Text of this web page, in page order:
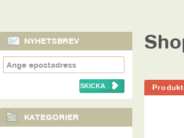
NYHETSBREV
KATEGORIER